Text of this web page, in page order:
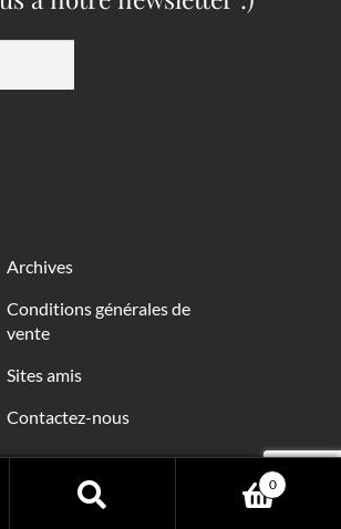
Archives
Conditions générales de
vente
Sites amis
Contactez-nous
2006 - 2026
Search
0